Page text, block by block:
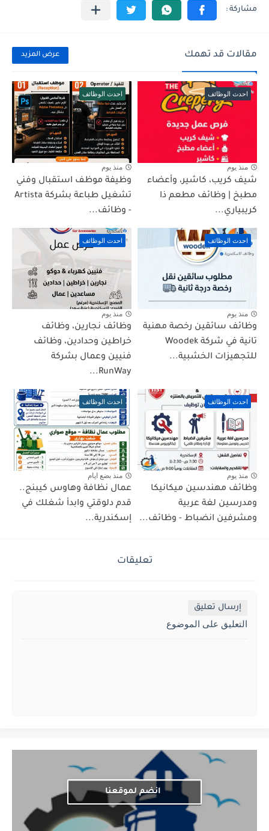
مقالات قد تهمك عرض المزيد
احدث الوظائف
منذ يوم
شيف كريب، كاشير، وأعضاء
مطبخ | وظائف مطعم ذا
كريبياري...
احدث الوظائف
منذ يوم
وظيفة موظف استقبال وفني
تشغيل طباعة بشركة Artista
- وظائف...
احدث الوظائف
منذ يوم
وظائف سائقين رخصة مهنية
تانية في شركة Woodek
للتجهيزات الخشبية...
احدث الوظائف
منذ يوم
وظائف نجارين، وظائف
خراطين وحدادين، وظائف
فنيين وعمال بشركة
RunWay...
احدث الوظائف
منذ يوم
وظائف مهندسين ميكانيكا
ومدرسين لغة عربية
ومشرفين انضباط - وظائف...
احدث الوظائف
منذ بضع ايام
عمال نظافة وهاوس كيبنج..
قدم دلوقتي وابدأ شغلك في
إسكندرية...
تعليقات
إرسال تعليق
التعليق على الموضوع
انضم لموقعنا